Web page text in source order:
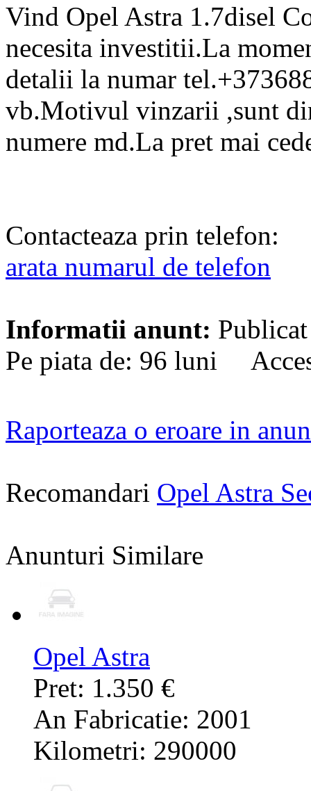
Vind Opel Astra 1.7disel
necesita investitii.La
detalii la numar
vb.Motivul vinzarii ,sunt
numere md.La pret mai
Contacteaza prin telefon:
arata numarul de telefon
Informatii anunt:
Pe piata de: 96 luni
Raporteaza o eroare in
Recomandari Opel Astra
Anunturi Similare
Opel Astra
Pret: 1.350 €
An Fabricatie: 2001
Kilometri: 290000